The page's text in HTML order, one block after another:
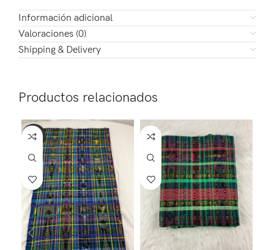
Información adicional
Valoraciones (0)
Shipping & Delivery
Productos relacionados
-10%